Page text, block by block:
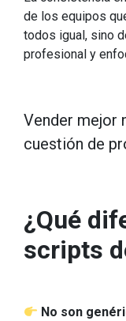
de los equipos
todos igual, sino
profesional y
Vender mejor
cuestión de
¿Qué
scripts
No son